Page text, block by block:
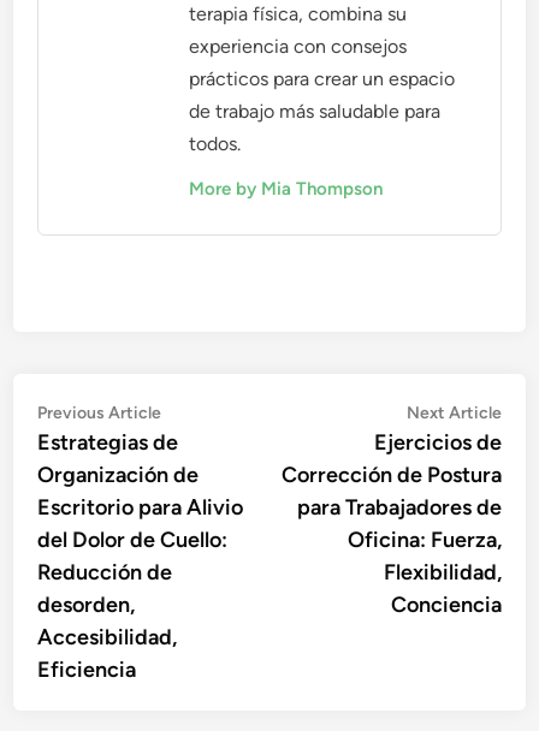
terapia física, combina su
experiencia con consejos
prácticos para crear un espacio
de trabajo más saludable para
todos.
More by Mia Thompson
Post
navigation
Previous ArticlePrevious
article:
Estrategias de
Organización de
Escritorio para Alivio
del Dolor de Cuello:
Reducción de
desorden,
Accesibilidad,
Eficiencia
Next Article
Ejercicios de
Corrección de Postura
para Trabajadores de
Oficina: Fuerza,
Flexibilidad,
Conciencia